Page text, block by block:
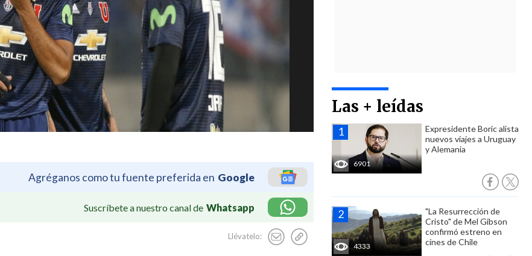
Agréganos como tu fuente preferida en Google
Suscríbete a nuestro canal de Whatsapp
Llévatelo:
Las + leídas
6901
Expresidente Boric alista
nuevos viajes a Uruguay
y Alemania
4333
"La Resurrección de
Cristo" de Mel Gibson
confirmó estreno en
cines de Chile